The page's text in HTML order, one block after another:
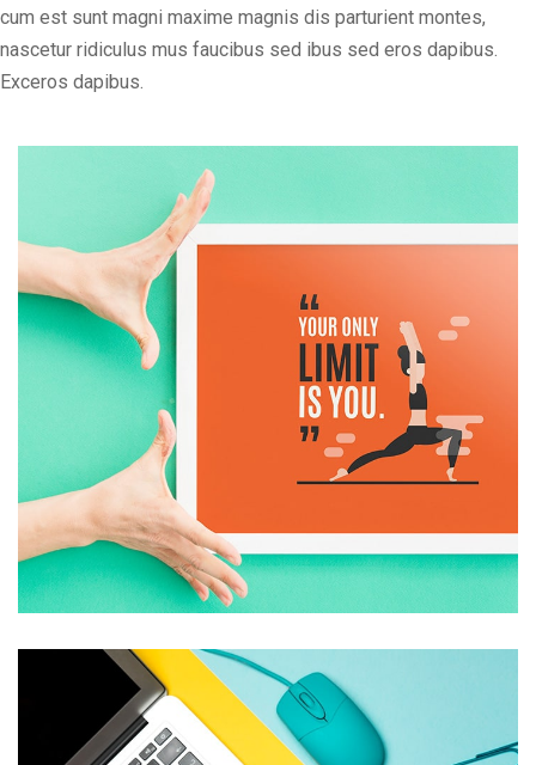
cum est sunt magni maxime magnis dis parturient montes,
nascetur ridiculus mus faucibus sed ibus sed eros dapibus.
Exceros dapibus.